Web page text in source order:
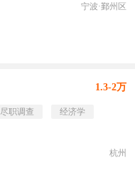
宁波·鄞州区
1.3-2万
尽职调查
经济学
杭州